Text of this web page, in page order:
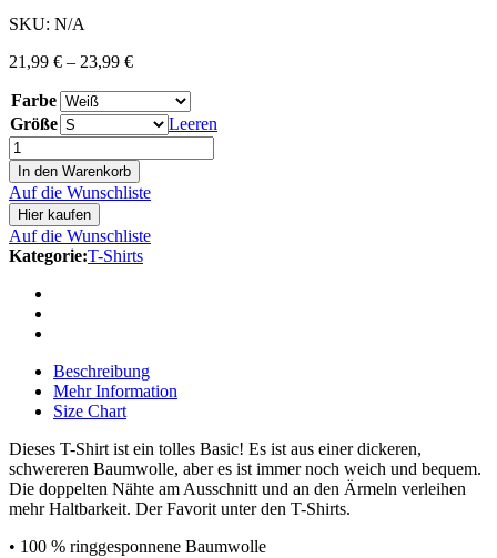
SKU: N/A
21,99 € – 23,99 €
Farbe
Größe
Leeren
In den Warenkorb
Auf die Wunschliste
Hier kaufen
Auf die Wunschliste
Kategorie:T-Shirts
Beschreibung
Mehr Information
Size Chart
Dieses T-Shirt ist ein tolles Basic! Es ist aus einer dickeren,
schwereren Baumwolle, aber es ist immer noch weich und bequem.
Die doppelten Nähte am Ausschnitt und an den Ärmeln verleihen
mehr Haltbarkeit. Der Favorit unter den T-Shirts.
• 100 % ringgesponnene Baumwolle